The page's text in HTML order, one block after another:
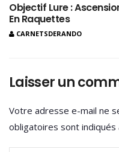
Objectif Lure :
En Raquettes
CARNETSDERANDO
Laisser un
Votre adresse e-mail ne
obligatoires sont indiqués